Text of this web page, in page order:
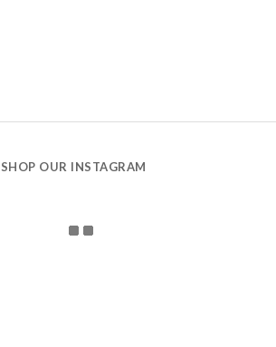
SHOP OUR INSTAGRAM